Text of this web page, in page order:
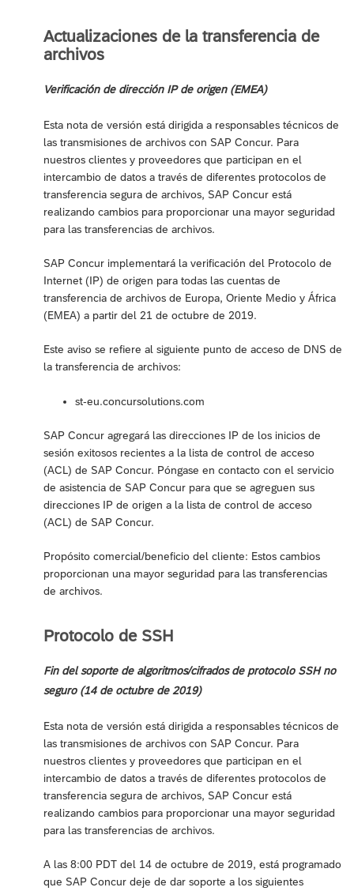
Actualizaciones de la transferencia de
archivos
Verificación de dirección IP de origen (EMEA)
Esta nota de versión está dirigida a responsables técnicos de
las transmisiones de archivos con SAP Concur. Para
nuestros clientes y proveedores que participan en el
intercambio de datos a través de diferentes protocolos de
transferencia segura de archivos, SAP Concur está
realizando cambios para proporcionar una mayor seguridad
para las transferencias de archivos.
SAP Concur implementará la verificación del Protocolo de
Internet (IP) de origen para todas las cuentas de
transferencia de archivos de Europa, Oriente Medio y África
(EMEA) a partir del 21 de octubre de 2019.
Este aviso se refiere al siguiente punto de acceso de DNS de
la transferencia de archivos:
st-eu.concursolutions.com
SAP Concur agregará las direcciones IP de los inicios de
sesión exitosos recientes a la lista de control de acceso
(ACL) de SAP Concur. Póngase en contacto con el servicio
de asistencia de SAP Concur para que se agreguen sus
direcciones IP de origen a la lista de control de acceso
(ACL) de SAP Concur.
Propósito comercial/beneficio del cliente: Estos cambios
proporcionan una mayor seguridad para las transferencias
de archivos.
Protocolo de SSH
Fin del soporte de algoritmos/cifrados de protocolo SSH no
seguro (14 de octubre de 2019)
Esta nota de versión está dirigida a responsables técnicos de
las transmisiones de archivos con SAP Concur. Para
nuestros clientes y proveedores que participan en el
intercambio de datos a través de diferentes protocolos de
transferencia segura de archivos, SAP Concur está
realizando cambios para proporcionar una mayor seguridad
para las transferencias de archivos.
A las 8:00 PDT del 14 de octubre de 2019, está programado
que SAP Concur deje de dar soporte a los siguientes